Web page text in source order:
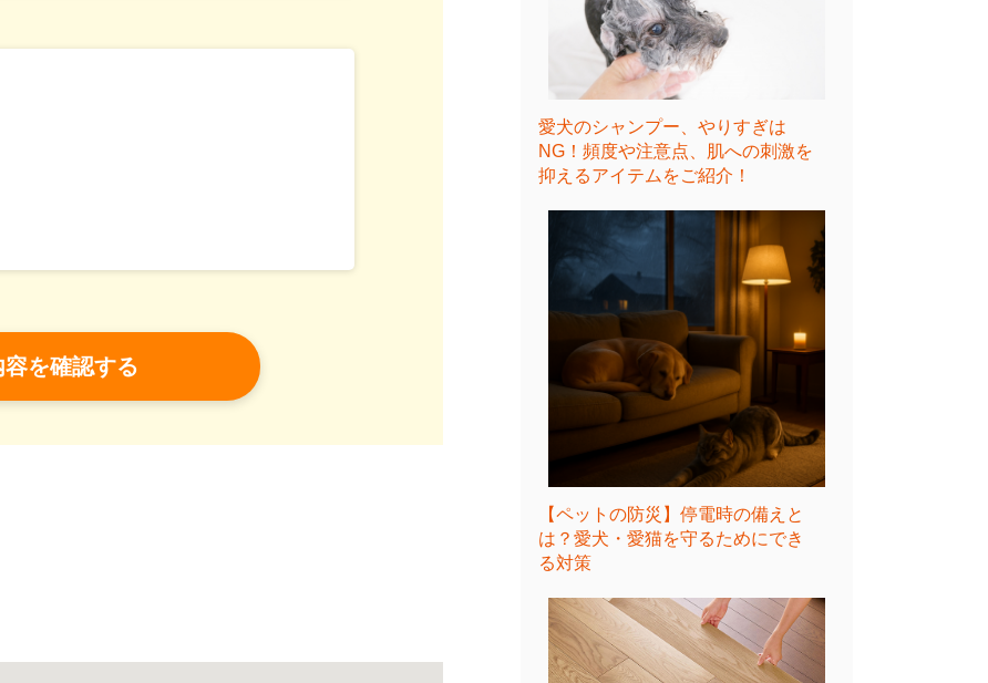
愛犬のシャンプー、やりすぎは
NG！頻度や注意点、肌への刺激を
抑えるアイテムをご紹介！
【ペットの防災】停電時の備えと
は？愛犬・愛猫を守るためにでき
る対策